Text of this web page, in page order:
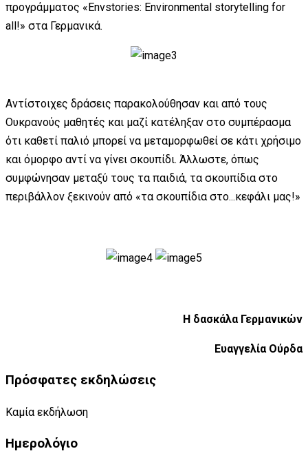
προγράμματος «Envstories: Environmental storytelling for
all!» στα Γερμανικά.
Αντίστοιχες δράσεις παρακολούθησαν και από τους
Ουκρανούς μαθητές και μαζί κατέληξαν στο συμπέρασμα
ότι καθετί παλιό μπορεί να μεταμορφωθεί σε κάτι χρήσιμο
και όμορφο αντί να γίνει σκουπίδι. Άλλωστε, όπως
συμφώνησαν μεταξύ τους τα παιδιά, τα σκουπίδια στο
περιβάλλον ξεκινούν από «τα σκουπίδια στο...κεφάλι μας!»
Η δασκάλα Γερμανικών
Ευαγγελία Ούρδα
Πρόσφατες εκδηλώσεις
Καμία εκδήλωση
Ημερολόγιο